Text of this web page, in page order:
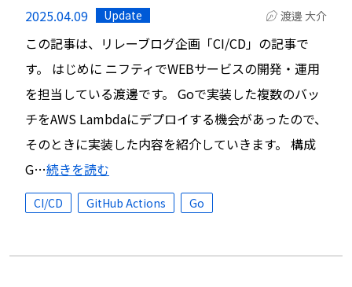
2025.04.09 Update 渡邊 大介
この記事は、リレーブログ企画「CI/CD」の記事で
す。 はじめに ニフティでWEBサービスの開発・運用
を担当している渡邊です。 Goで実装した複数のバッ
チをAWS Lambdaにデプロイする機会があったので、
そのときに実装した内容を紹介していきます。 構成
G…続きを読む
CI/CD GitHub Actions Go